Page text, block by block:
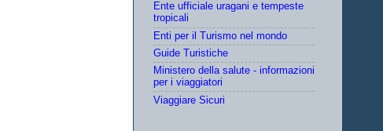
Ente ufficiale uragani e tempeste
tropicali
Enti per il Turismo nel mondo
Guide Turistiche
Ministero della salute - informazioni
per i viaggiatori
Viaggiare Sicuri